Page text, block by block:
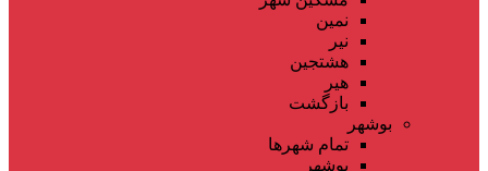
نمین
نیر
هشتجین
هیر
بازگشت
بوشهر
تمام شهر‌ها
بوشهر